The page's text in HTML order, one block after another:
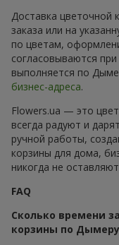
Доставка цветочной
заказа или на
по цветам,
согласовываются
выполняется по
бизнес-адреса.
Flowers.ua — это
всегда радуют и
ручной работы,
корзины для дома,
никогда не
FAQ
Сколько времени
корзины по